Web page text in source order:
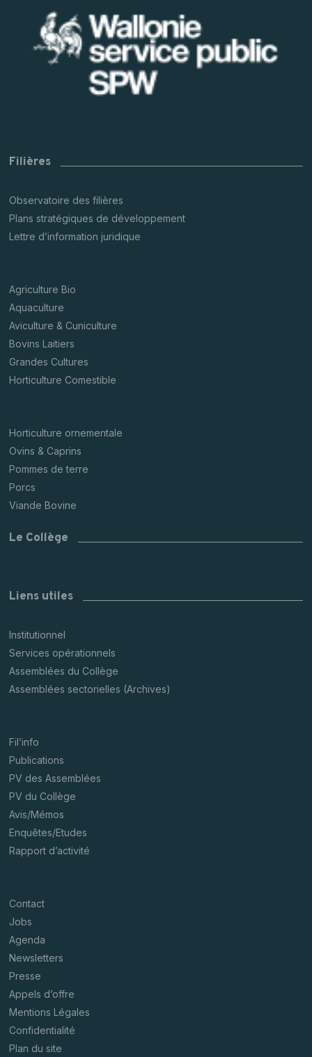
Filières
Observatoire des filières
Plans stratégiques de développement
Lettre d’information juridique
Agriculture Bio
Aquaculture
Aviculture & Cuniculture
Bovins Laitiers
Grandes Cultures
Horticulture Comestible
Horticulture ornementale
Ovins & Caprins
Pommes de terre
Porcs
Viande Bovine
Le Collège
Liens utiles
Institutionnel
Services opérationnels
Assemblées du Collège
Assemblées sectorielles (Archives)
Fil’info
Publications
PV des Assemblées
PV du Collège
Avis/Mémos
Enquêtes/Etudes
Rapport d’activité
Contact
Jobs
Agenda
Newsletters
Presse
Appels d’offre
Mentions Légales
Confidentialité
Plan du site